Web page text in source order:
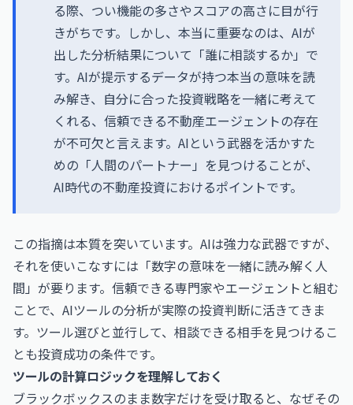
る際、つい機能の多さやスコアの高さに目が行
きがちです。しかし、本当に重要なのは、AIが
出した分析結果について「誰に相談するか」で
す。AIが提示するデータが持つ本当の意味を読
み解き、自分に合った投資戦略を一緒に考えて
くれる、信頼できる不動産エージェントの存在
が不可欠と言えます。AIという武器を活かすた
めの「人間のパートナー」を見つけることが、
AI時代の不動産投資におけるポイントです。
この指摘は本質を突いています。AIは強力な武器ですが、
それを使いこなすには「数字の意味を一緒に読み解く人
間」が要ります。信頼できる専門家やエージェントと組む
ことで、AIツールの分析が実際の投資判断に活きてきま
す。ツール選びと並行して、相談できる相手を見つけるこ
とも投資成功の条件です。
ツールの計算ロジックを理解しておく
ブラックボックスのまま数字だけを受け取ると、なぜその